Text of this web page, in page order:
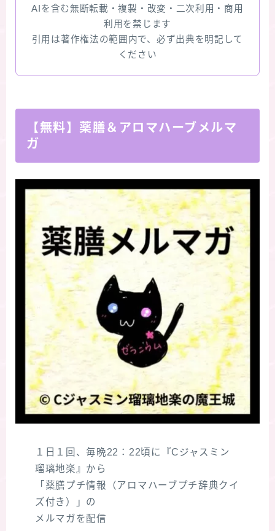
AIを含む無断転載・複製・改変・二次利用・商用
利用を禁じます
引用は著作権法の範囲内で、必ず出典を明記して
ください
【無料】薬膳＆アロマハーブメルマ
ガ
１日１回、毎晩22：22頃に『Cジャスミン
瑠璃地楽』から
「薬膳プチ情報（アロマハーブプチ辞典クイ
ズ付き）」の
メルマガを配信